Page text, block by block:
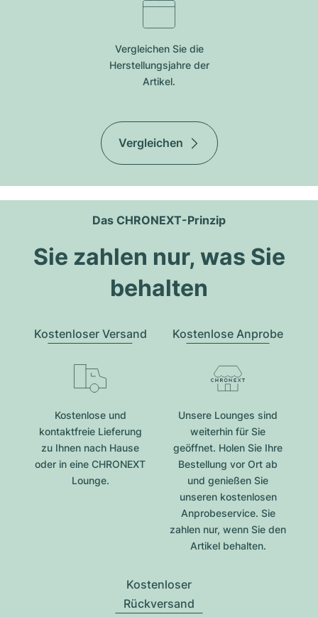
Vergleichen Sie die
Herstellungsjahre der
Artikel.
Vergleichen
Das CHRONEXT-Prinzip
Sie zahlen nur, was Sie
behalten
Kostenloser Versand
Kostenlose und
kontaktfreie Lieferung
zu Ihnen nach Hause
oder in eine CHRONEXT
Lounge.
Kostenlose Anprobe
Unsere Lounges sind
weiterhin für Sie
geöffnet. Holen Sie Ihre
Bestellung vor Ort ab
und genießen Sie
unseren kostenlosen
Anprobeservice. Sie
zahlen nur, wenn Sie den
Artikel behalten.
Kostenloser
Rückversand